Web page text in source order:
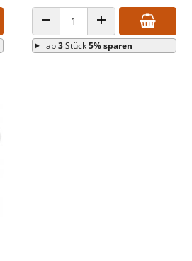
ANZAHL VERRINGERNANZAHL ERHÖHEN
ab3Stück5% sparen